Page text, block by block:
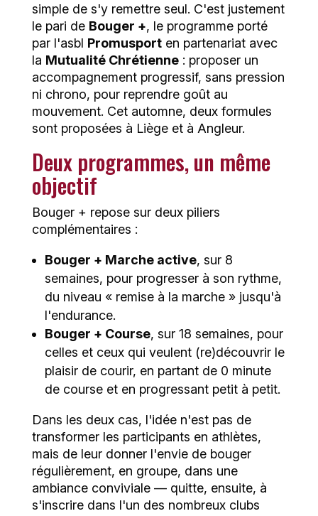
simple de s'y remettre seul. C'est justement
le pari de Bouger +, le programme porté
par l'asbl Promusporten partenariat avec
la Mutualité Chrétienne: proposer un
accompagnement progressif, sans pression
ni chrono, pour reprendre goût au
mouvement. Cet automne, deux formules
sont proposées à Liège et à Angleur.
Deux programmes, un même
objectif
Bouger + repose sur deux piliers
complémentaires :
Bouger + Marche active, sur 8
semaines, pour progresser à son rythme,
du niveau « remise à la marche » jusqu'à
l'endurance.
Bouger + Course, sur 18 semaines, pour
celles et ceux qui veulent (re)découvrir le
plaisir de courir, en partant de 0 minute
de course et en progressant petit à petit.
Dans les deux cas, l'idée n'est pas de
transformer les participants en athlètes,
mais de leur donner l'envie de bouger
régulièrement, en groupe, dans une
ambiance conviviale — quitte, ensuite, à
s'inscrire dans l'un des nombreux clubs